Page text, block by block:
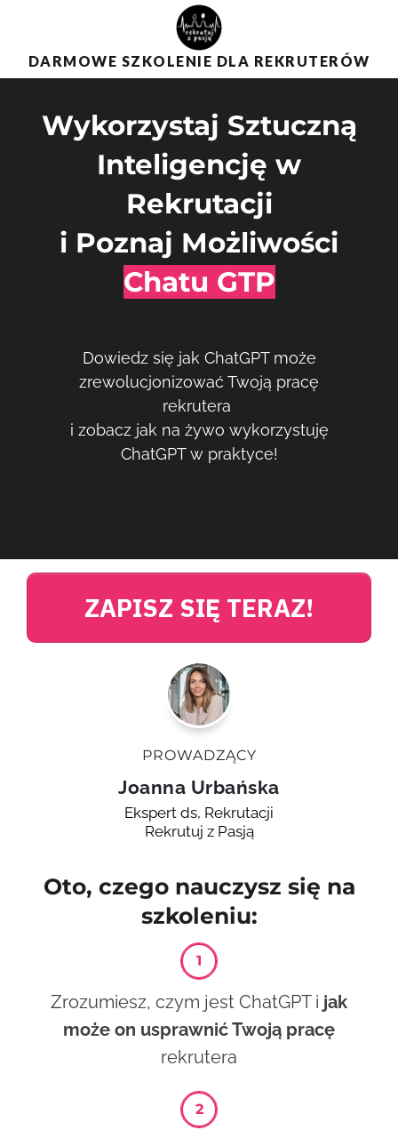
DARMOWE SZKOLENIE DLA REKRUTERÓW
Wykorzystaj Sztuczną
Inteligencję w
Rekrutacji
i Poznaj Możliwości
Chatu GTP
Dowiedz się jak ChatGPT może
zrewolucjonizować Twoją pracę
rekrutera
i zobacz jak na żywo wykorzystuję
ChatGPT w praktyce!
ZAPISZ SIĘ TERAZ!
PROWADZĄCY
Joanna Urbańska
Ekspert ds, Rekrutacji
Rekrutuj z Pasją
Oto, czego nauczysz się na
szkoleniu:
Zrozumiesz, czym jest ChatGPT i jak
może on usprawnić Twoją pracę
rekrutera